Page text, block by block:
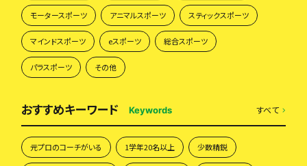
モータースポーツ アニマルスポーツ スティックスポーツ
マインドスポーツ eスポーツ 総合スポーツ
パラスポーツ その他
おすすめキーワード Keywords すべて
元プロのコーチがいる 1学年20名以上 少数精鋭